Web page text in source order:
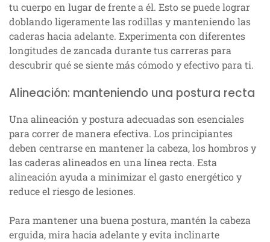
tu cuerpo en lugar de frente a él. Esto se puede lograr
doblando ligeramente las rodillas y manteniendo las
caderas hacia adelante. Experimenta con diferentes
longitudes de zancada durante tus carreras para
descubrir qué se siente más cómodo y efectivo para ti.
Alineación: manteniendo una postura recta
Una alineación y postura adecuadas son esenciales
para correr de manera efectiva. Los principiantes
deben centrarse en mantener la cabeza, los hombros y
las caderas alineados en una línea recta. Esta
alineación ayuda a minimizar el gasto energético y
reduce el riesgo de lesiones.
Para mantener una buena postura, mantén la cabeza
erguida, mira hacia adelante y evita inclinarte